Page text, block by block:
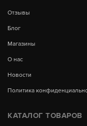
Отзывы
Блог
Магазины
О нас
Новости
Политика
КАТАЛОГ ТОВАРОВ